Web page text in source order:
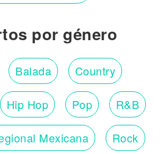
por género
Balada Country
Hip Hop Pop R&B
Mexicana Rock